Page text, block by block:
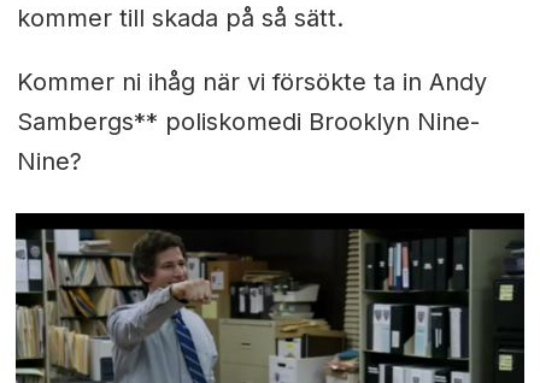
kommer till skada på så sätt.
Kommer ni ihåg när vi försökte ta in Andy
Sambergs** poliskomedi Brooklyn Nine-
Nine?